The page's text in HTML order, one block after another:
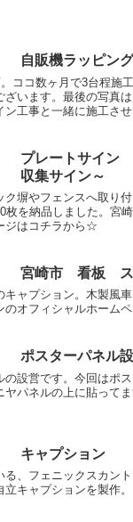
自販機ラッピン
ココ数ヶ月で3台程施
ざいます。最後の写真
工事と一緒に施工させ
プレートサイ
収集サイン～
ク塀やフェンスへ取り
枚を納品しました。宮
ジはコチラから☆
宮崎市 看板 ス
キャプション。木製風
オフィシャルホーム
ポスターパネル
の設営です。今回はポ
ヤパネルの上に貼って
キャプション
る、フェニックスカン
キャプションを製作。